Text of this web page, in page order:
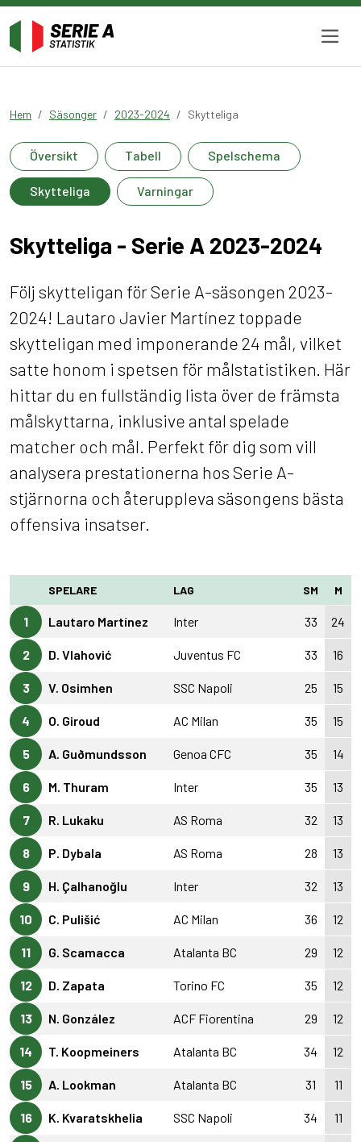
Hem Säsonger 2023-2024 Skytteliga
Översikt Tabell Spelschema
Skytteliga Varningar
Skytteliga - Serie A 2023-2024
Följ skytteligan för Serie A-säsongen 2023-
2024! Lautaro Javier Martínez toppade
skytteligan med imponerande 24 mål, vilket
satte honom i spetsen för målstatistiken. Här
hittar du en fullständig lista över de främsta
målskyttarna, inklusive antal spelade
matcher och mål. Perfekt för dig som vill
analysera prestationerna hos Serie A-
stjärnorna och återuppleva säsongens bästa
offensiva insatser.
SPELARE LAG SM M
1 Lautaro Martínez Inter 33 24
2 D. Vlahović Juventus FC 33 16
3 V. Osimhen SSC Napoli 25 15
4 O. Giroud AC Milan 35 15
5 A. Guðmundsson Genoa CFC 35 14
6 M. Thuram Inter 35 13
7 R. Lukaku AS Roma 32 13
8 P. Dybala AS Roma 28 13
9 H. Çalhanoğlu Inter 32 13
10 C. Pulišić AC Milan 36 12
11 G. Scamacca Atalanta BC 29 12
12 D. Zapata Torino FC 35 12
13 N. González ACF Fiorentina 29 12
14 T. Koopmeiners Atalanta BC 34 12
15 A. Lookman Atalanta BC 31 11
16 K. Kvaratskhelia SSC Napoli 34 11